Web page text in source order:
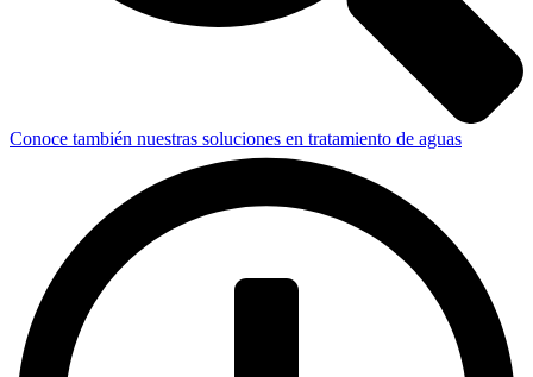
Conoce también nuestras soluciones en tratamiento de aguas